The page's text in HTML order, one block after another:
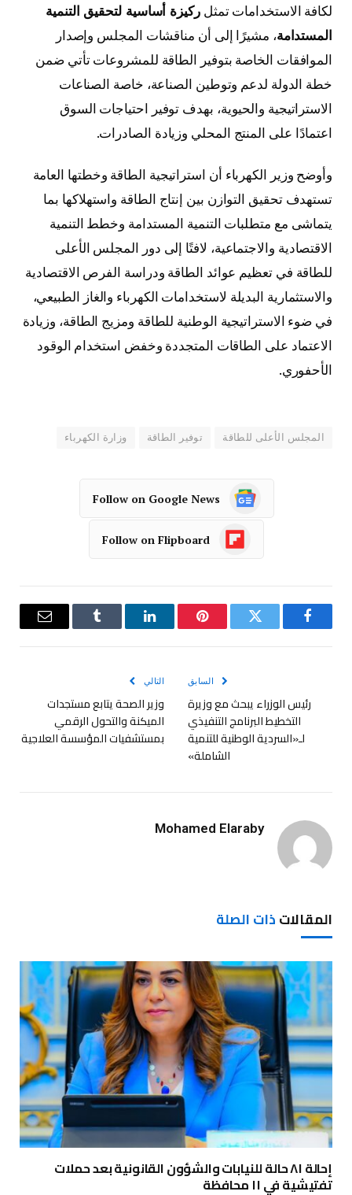
لكافة الاستخدامات تمثلركيزة أساسية لتحقيق التنمية
المستدامة، مشيرًا إلى أن مناقشات المجلس وإصدار
الموافقات الخاصة بتوفير الطاقة للمشروعات تأتي ضمن
خطة الدولة لدعم وتوطين الصناعة، خاصة الصناعات
الاستراتيجية والحيوية، بهدف توفير احتياجات السوق
اعتمادًا على المنتج المحلي وزيادة الصادرات.
وأوضح وزير الكهرباء أن استراتيجية الطاقة وخطتها العامة
تستهدف تحقيق التوازن بين إنتاج الطاقة واستهلاكها بما
يتماشى مع متطلبات التنمية المستدامة وخطط التنمية
الاقتصادية والاجتماعية، لافتًا إلى دور المجلس الأعلى
للطاقة في تعظيم عوائد الطاقة ودراسة الفرص الاقتصادية
والاستثمارية البديلة لاستخدامات الكهرباء والغاز الطبيعي،
في ضوء الاستراتيجية الوطنية للطاقة ومزيج الطاقة، وزيادة
الاعتماد على الطاقات المتجددة وخفض استخدام الوقود
الأحفوري.
المجلس الأعلى للطاقة توفير الطاقة وزارة الكهرباء
Follow on Google News
Follow on Flipboard
فيسبوك تويتر بينتيريستلينكدإن Tumblr
البريد
السابق
رئيس الوزراء يبحث مع وزيرة
التخطيط البرنامج التنفيذي
لـ«السردية الوطنية للتنمية
الشاملة»
التالي
وزير الصحة يتابع مستجدات
الميكنة والتحول الرقمي
بمستشفيات المؤسسة العلاجية
Mohamed Elaraby
المقالاتذات الصلة
إحالة ٨١ حالة للنيابات والشؤون القانونية بعد حملات
تفتيشية في ١١ محافظة